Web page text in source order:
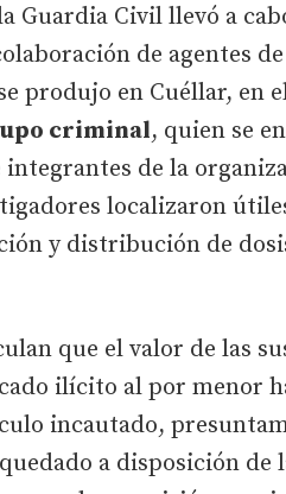
Guardia Civil llevó a
de agentes
produjo en Cuéllar, en
criminal, quien se
de la
localizaron
y distribución de
que el valor de las
ilícito al por menor
incautado,
a disposición